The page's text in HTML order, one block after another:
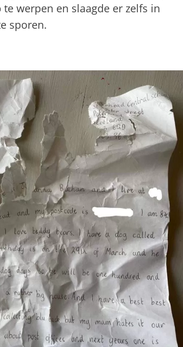
werpen en slaagde er zelfs in
sporen.